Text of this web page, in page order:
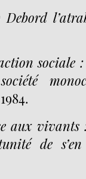
Debord
sociale
aux
de